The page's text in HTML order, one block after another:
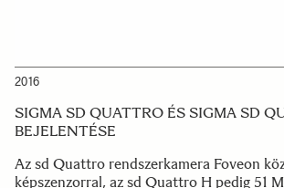
2016
SIGMA SD QUATTRO ÉS SIGMA SD
BEJELENTÉSE
Az sd Quattro rendszerkamera Foveon
képszenzorral, az sd Quattro H pedig 51